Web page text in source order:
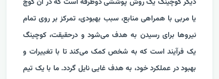
دیگر کوچینگ یک روش پوششی دوطرفه است که در آن کوچ
یا مربی با همراهی منابع، سبب بهبودی، تمرکز بر روی تمام
نیروها برای رسیدن به هدف می‌شود و درحقیقت، کوچینگ
یک فرآیند است که به شخص کمک می‌کند تا با تغییرات و
بهبود در عملکرد خود، به هدف غایی نایل گردد. ما با یک تیم